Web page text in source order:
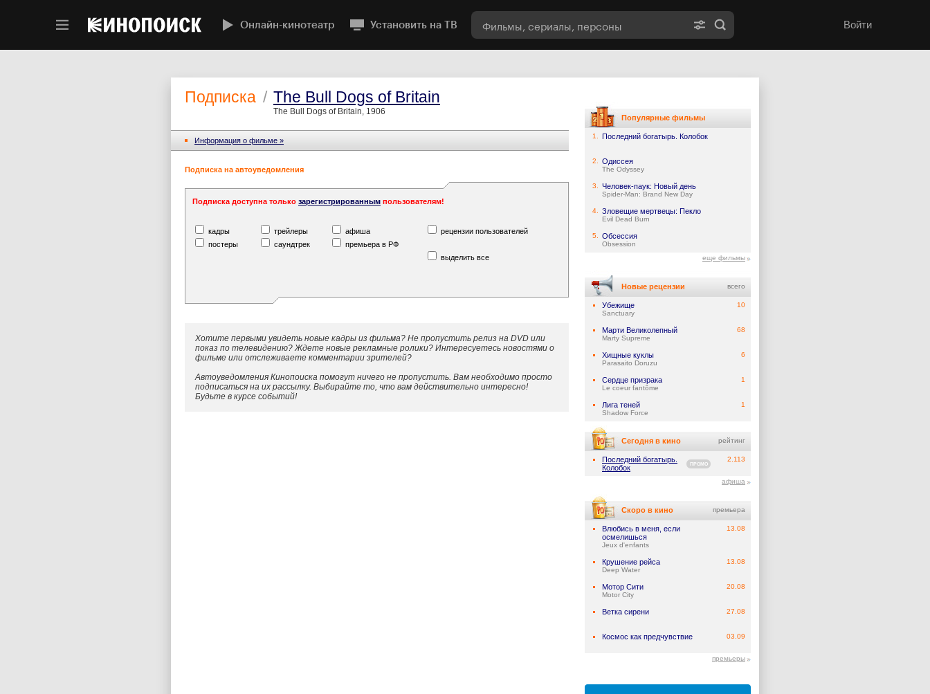
Онлайн-кинотеатр Установить на ТВ Войти
Подписка / The Bull Dogs of Britain
The Bull Dogs of Britain, 1906
Информация o фильме »
Подписка на автоуведомления
Подписка доступна только зарегистрированным пользователям!
кадры трейлеры афиша
рецензии пользователей
постеры
саундтрек
премьера в РФ
выделить все
Хотите первыми увидеть новые кадры из фильма? Не пропустить релиз на DVD или
показ по телевидению? Ждете новые рекламные ролики? Интересуетесь новостями о
фильме или отслеживаете комментарии зрителей?
Автоуведомления Кинопоиска помогут ничего не пропустить. Вам необходимо просто
подписаться на их рассылку. Выбирайте то, что вам действительно интересно!
Будьте в курсе событий!
Популярные фильмы
1. Последний богатырь. Колобок
2. Одиссея
The Odyssey
3. Человек-паук: Новый день
Spider-Man: Brand New Day
4. Зловещие мертвецы: Пекло
Evil Dead Burn
5. Обсессия
Obsession
еще фильмы
Новые рецензии всего
Убежище
Sanctuary
10
Марти Великолепный
Marty Supreme
68
Хищные куклы
Parasaito Doruzu
6
Сердце призрака
Le coeur fantôme
1
Лига теней
Shadow Force
1
Сегодня в кино рейтинг
Последний богатырь.
Колобок
ПРОМО
2.113
афиша
Скоро в кино премьера
Влюбись в меня, если
осмелишься
Jeux d'enfants
13.08
Крушение рейса
Deep Water
13.08
Мотор Сити
Motor City
20.08
Ветка сирени 27.08
Космос как предчувствие 03.09
премьеры